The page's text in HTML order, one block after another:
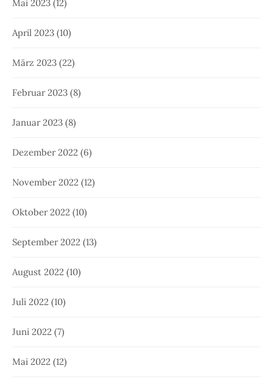
Mai 2023 (12)
April 2023 (10)
März 2023 (22)
Februar 2023 (8)
Januar 2023 (8)
Dezember 2022 (6)
November 2022 (12)
Oktober 2022 (10)
September 2022 (13)
August 2022 (10)
Juli 2022 (10)
Juni 2022 (7)
Mai 2022 (12)